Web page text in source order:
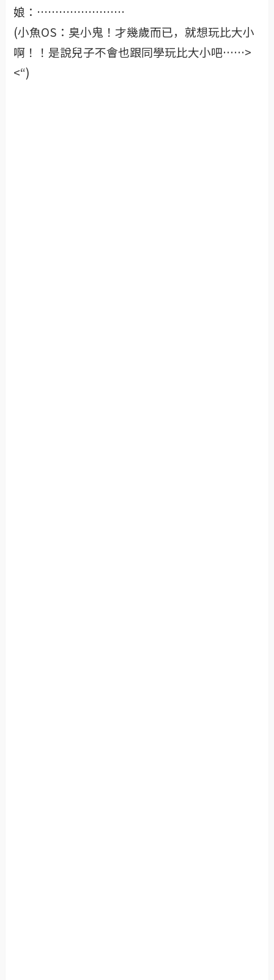
娘：……………………
(小魚OS：臭小鬼！才幾歲而已，就想玩比大小
啊！！是說兒子不會也跟同學玩比大小吧……>
<“)